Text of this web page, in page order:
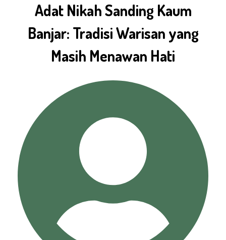
Adat Nikah Sanding Kaum
Banjar: Tradisi Warisan yang
Masih Menawan Hati